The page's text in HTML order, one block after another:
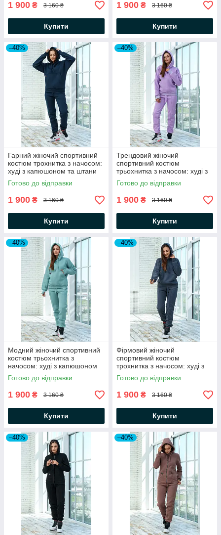
1 900 ₴ 3 160 ₴
Купити
1 900 ₴ 3 160 ₴
Купити
–40%
Гарний жіночий спортивний
костюм трохнитка з начосом:
худі з капюшоном та штани
Готово до відправки
1 900 ₴ 3 160 ₴
Купити
–40%
Трендовий жіночий
спортивний костюм
трьохнитка з начосом: худі з
капюшоном та штани
Готово до відправки
1 900 ₴ 3 160 ₴
Купити
–40%
Модний жіночий спортивний
костюм трьохнитка з
начосом: худі з капюшоном
та штани
Готово до відправки
1 900 ₴ 3 160 ₴
Купити
–40%
Фірмовий жіночий
спортивний костюм
трохнитка з начосом: худі з
капюшоном та штани
Готово до відправки
1 900 ₴ 3 160 ₴
Купити
–40% –40%